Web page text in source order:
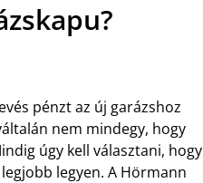
pénzt az új garázshoz
nem mindegy, hogy
úgy kell választani, hogy
legyen. A Hörmann